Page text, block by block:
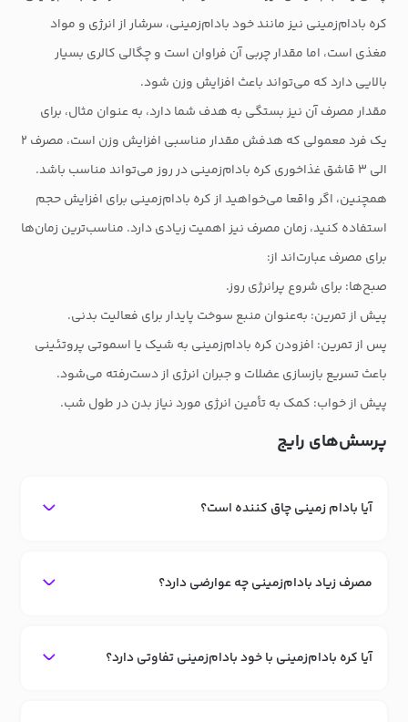
کره‌ بادام‌زمینی نیز مانند خود بادام‌زمینی، سرشار از انرژی و مواد
مغذی است، اما مقدار چربی آن فراوان است و چگالی کالری بسیار
بالایی دارد که می‌تواند باعث افزایش وزن شود.
مقدار مصرف آن نیز بستگی به هدف شما دارد، به عنوان مثال، برای
یک فرد معمولی که هدفش مقدار مناسبی افزایش وزن است، مصرف ۲
الی ۳ قاشق غذاخوری کره بادام‌زمینی در روز می‌تواند مناسب باشد.
همچنین، اگر واقعا می‌خواهید از کره بادام‌زمینی برای افزایش حجم
استفاده کنید، زمان مصرف نیز اهمیت زیادی دارد. مناسب‌ترین زمان‌ها
برای مصرف عبارت‌اند از:
صبح‌ها: برای شروع پرانرژی روز.
پیش از تمرین: به‌عنوان منبع سوخت پایدار برای فعالیت بدنی.
پس از تمرین: افزودن کره بادام‌زمینی به شیک یا اسموتی پروتئینی
باعث تسریع بازسازی عضلات و جبران انرژی از دست‌رفته می‌شود.
پیش از خواب: کمک به تأمین انرژی مورد نیاز بدن در طول شب.
پرسش‌های رایج
آیا بادام زمینی چاق کننده است؟
مصرف زیاد بادام‌زمینی چه عوارضی دارد؟
آیا کره بادام‌زمینی با خود بادام‌زمینی تفاوتی دارد؟